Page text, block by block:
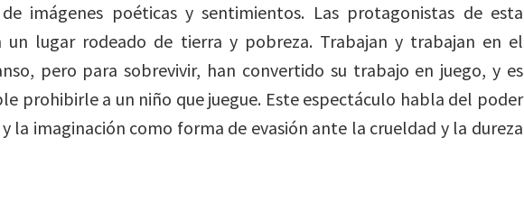
imágenes poéticas y sentimientos. Las protagonistas de esta
un lugar rodeado de tierra y pobreza. Trabajan y trabajan en el
pero para sobrevivir, han convertido su trabajo en juego, y es
prohibirle a un niño que juegue. Este espectáculo habla del poder
la imaginación como forma de evasión ante la crueldad y la dureza